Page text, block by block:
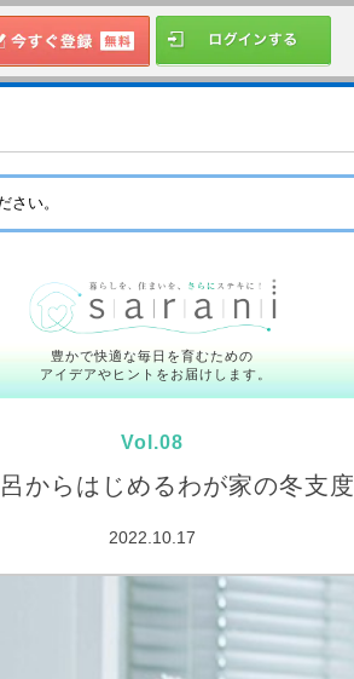
さい。
豊かで快適な毎日を育むための
アイデアやヒントをお届けします。
Vol.08
からはじめるわが家の冬支度
2022.10.17